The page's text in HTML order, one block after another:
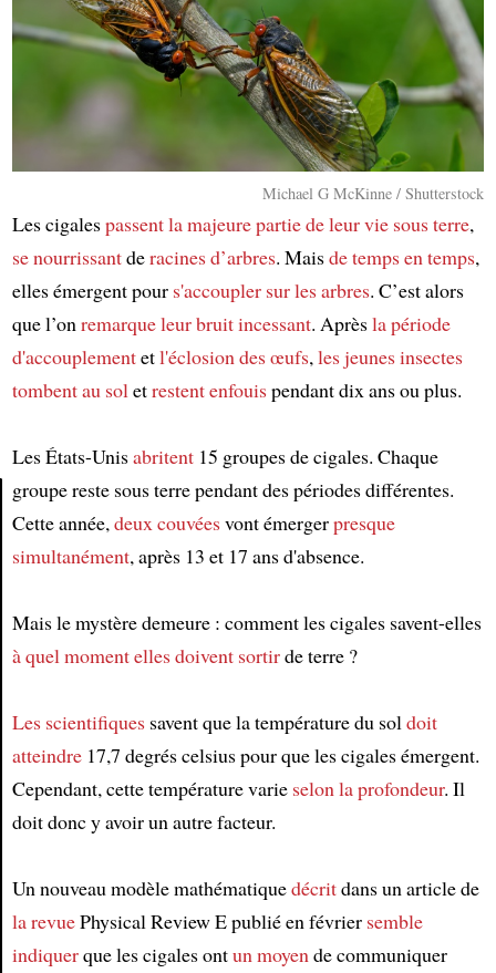
Michael G McKinne / Shutterstock
Les cigalespassentla majeure partie de leur vie sous terre,
se nourrissantderacines d’arbres. Maisde temps en temps,
elles émergent pour s'accoupler sur les arbres. C’est alors
que l’onremarqueleur bruit incessant. Aprèsla période
d'accouplementetl'éclosion des œufs,les jeunes insectes
tombent au soletrestent enfouispendant dix ans ou plus.
Les États-Unisabritent15 groupes de cigales. Chaque
groupe reste sous terre pendant des périodes différentes.
Cette année,deux couvéesvont émergerpresque
simultanément, après 13 et 17 ans d'absence.
Mais le mystère demeure : comment les cigales savent-elles
à quel moment elles doivent sortirde terre ?
Les scientifiquessavent que la température du soldoit
atteindre17,7 degrés celsius pour que les cigales émergent.
Cependant, cette température varie selon la profondeur. Il
doit donc y avoir un autre facteur.
Un nouveau modèle mathématiquedécritdans un article de
la revuePhysical Review E publié en février semble
indiquerque les cigales ontun moyende communiquer